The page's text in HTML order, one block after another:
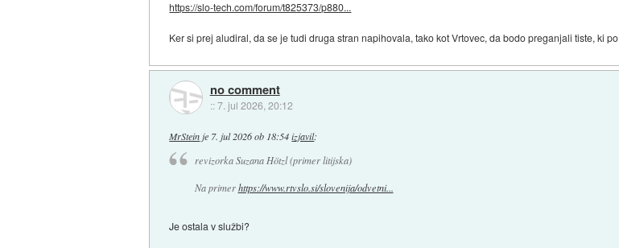
https://slo-tech.com/forum/t825373/p880...
Ker si prej aludiral, da se je tudi druga stran napihovala, tako kot Vrtovec, da bodo preganjali tiste, ki
no comment
::7. jul 2026, 20:12
MrStein je 7. jul 2026 ob 18:54 izjavil:
revizorka Suzana Hötzl (primer litijska)
Na primerhttps://www.rtvslo.si/slovenija/odvetni...
Je ostala v službi?